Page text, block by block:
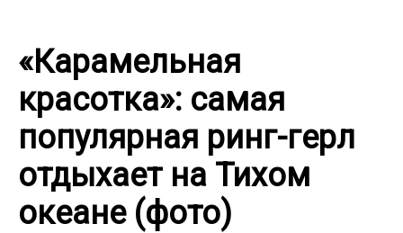
«Карамельная
красотка»: самая
популярная ринг-герл
отдыхает на Тихом
океане (фото)